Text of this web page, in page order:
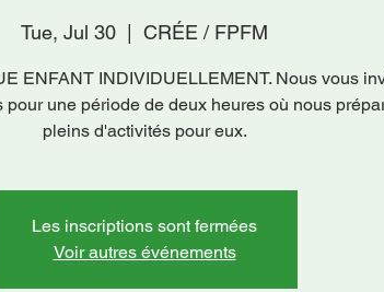
Tue, Jul 30 CRÉE / FPFM
ENFANT INDIVIDUELLEMENT. Nous vous
pour une période de deux heures où nous
pleins d'activités pour eux.
Les inscriptions sont fermées
Voir autres événements